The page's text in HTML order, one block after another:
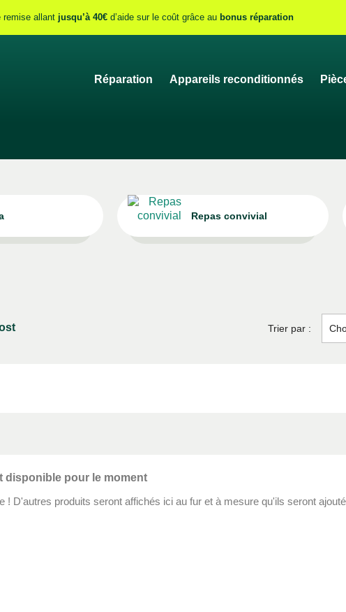
remise allant jusqu’à 40€ d’aide sur le coût grâce au bonus réparation
Réparation Appareils reconditionnés
Repas convivial
Trier par :
disponible pour le moment
! D'autres produits seront affichés ici au fur et à mesure qu'ils seront